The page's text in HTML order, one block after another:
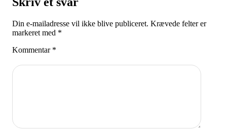
Din e-mailadresse vil ikke blive publiceret. Krævede felter er
markeret med *
Kommentar *